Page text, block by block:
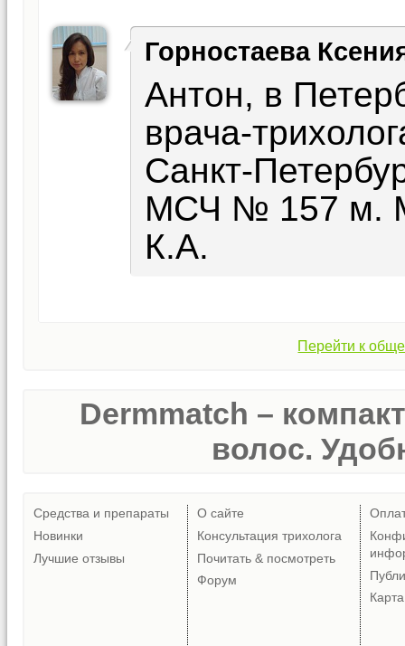
Горностаева
Антон, в
врача-
Санкт-
МСЧ № 157 м.
К.А.
Перейти к
Dermmatch –
волос.
Средства и препараты
Новинки
Лучшие отзывы
О сайте
Консультация трихолога
Почитать & посмотреть
Форум